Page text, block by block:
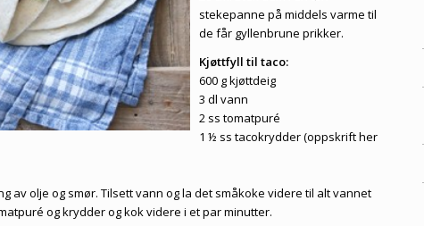
stekepanne på middels varme til
de får gyllenbrune prikker.
Kjøttfyll til taco:
600 g kjøttdeig
3 dl vann
2 ss tomatpuré
1 ½ ss tacokrydder (oppskrift her
av olje og smør. Tilsett vann og la det småkoke videre til alt vannet
og krydder og kok videre i et par minutter.